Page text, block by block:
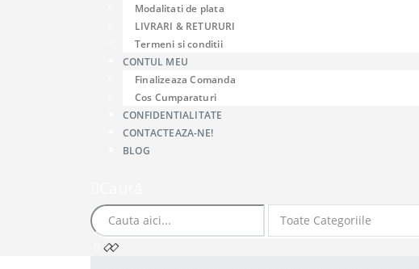
Modalitati de plata
LIVRARI & RETURURI
Termeni si conditii
CONTUL MEU
Finalizeaza Comanda
Cos Cumparaturi
CONFIDENTIALITATE
CONTACTEAZA-NE!
BLOG